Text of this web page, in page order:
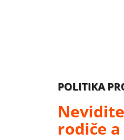
POLITIKA
rodiče